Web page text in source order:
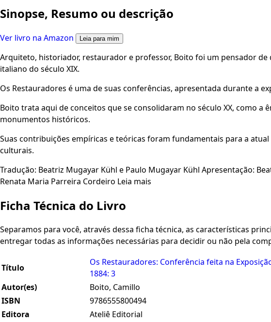
Sinopse, Resumo ou descrição
Ver livro na Amazon Leia para mim
Arquiteto, historiador, restaurador e professor, Boito foi um pensador
italiano do século XIX.
Os Restauradores é uma de suas conferências, apresentada durante a
Boito trata aqui de conceitos que se consolidaram no século XX, como a
monumentos históricos.
Suas contribuições empíricas e teóricas foram fundamentais para a
culturais.
Tradução: Beatriz Mugayar Kühl e Paulo Mugayar Kühl Apresentação:
Renata Maria Parreira Cordeiro Leia mais
Ficha Técnica do Livro
Separamos para você, através dessa ficha técnica, as características
entregar todas as informações necessárias para decidir ou não pela
Título
Os Restauradores: Conferência feita na
1884: 3
Autor(es)
Boito, Camillo
ISBN
9786555800494
Editora
Ateliê Editorial